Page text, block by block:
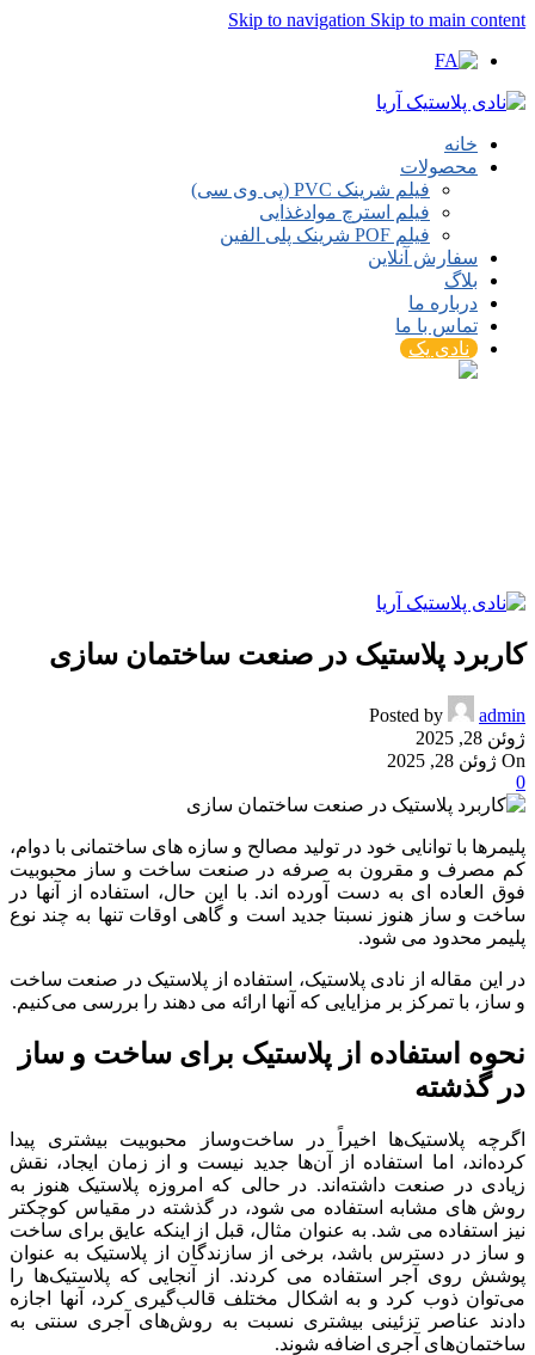
Skip to navigation Skip to main content
خانه
محصولات
فیلم شرینک PVC (پی وی سی)
فیلم استرچ موادغذایی
فیلم POF شرینک پلی الفین
سفارش آنلاین
بلاگ
درباره ما
تماس با ما
نادی پک
کاربرد پلاستیک در صنعت ساختمان سازی
Posted by
admin
ژوئن 28, 2025
On ژوئن 28, 2025
0
پلیمرها با توانایی خود در تولید مصالح و سازه های ساختمانی با دوام،
کم مصرف و مقرون به صرفه در صنعت ساخت و ساز محبوبیت
فوق العاده ای به دست آورده اند. با این حال، استفاده از آنها در
ساخت و ساز هنوز نسبتا جدید است و گاهی اوقات تنها به چند نوع
پلیمر محدود می شود.
در این مقاله از نادی پلاستیک، استفاده از پلاستیک در صنعت ساخت
و ساز، با تمرکز بر مزایایی که آنها ارائه می دهند را بررسی می‌کنیم.
نحوه استفاده از پلاستیک برای ساخت و ساز
در گذشته
اگرچه پلاستیک‌ها اخیراً در ساخت‌وساز محبوبیت بیشتری پیدا
کرده‌اند، اما استفاده از آن‌ها جدید نیست و از زمان ایجاد، نقش
زیادی در صنعت داشته‌اند. در حالی که امروزه پلاستیک هنوز به
روش های مشابه استفاده می شود، در گذشته در مقیاس کوچکتر
نیز استفاده می شد. به عنوان مثال، قبل از اینکه عایق برای ساخت
و ساز در دسترس باشد، برخی از سازندگان از پلاستیک به عنوان
پوشش روی آجر استفاده می کردند. از آنجایی که پلاستیک‌ها را
می‌توان ذوب کرد و به اشکال مختلف قالب‌گیری کرد، آنها اجازه
دادند عناصر تزئینی بیشتری نسبت به روش‌های آجری سنتی به
ساختمان‌های آجری اضافه شوند.